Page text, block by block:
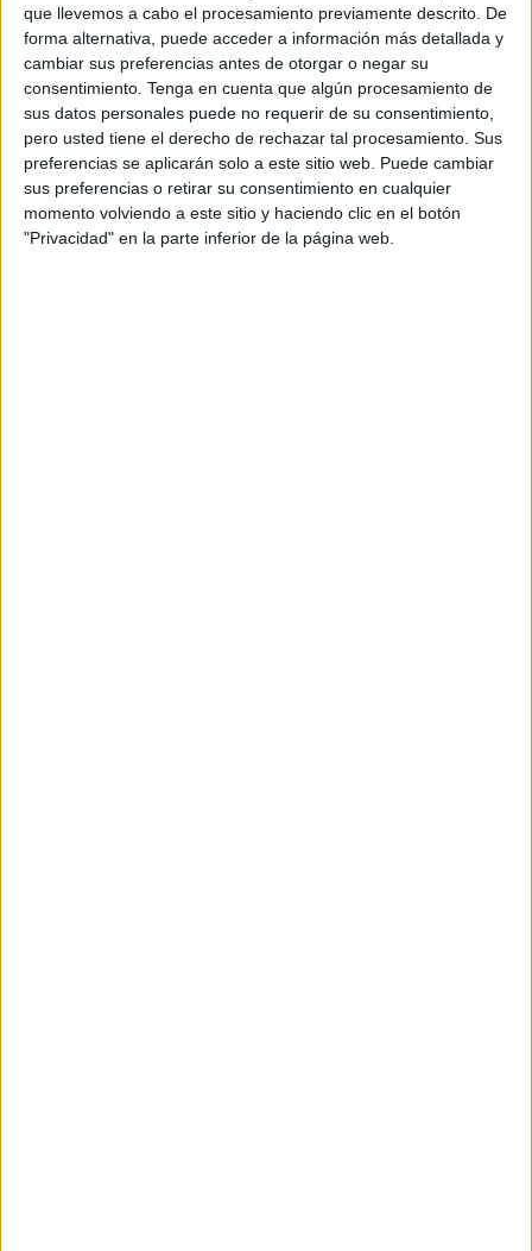
que llevemos a cabo el procesamiento previamente descrito. De
forma alternativa, puede acceder a información más detallada y
cambiar sus preferencias antes de otorgar o negar su
consentimiento. Tenga en cuenta que algún procesamiento de
sus datos personales puede no requerir de su consentimiento,
pero usted tiene el derecho de rechazar tal procesamiento. Sus
preferencias se aplicarán solo a este sitio web. Puede cambiar
sus preferencias o retirar su consentimiento en cualquier
momento volviendo a este sitio y haciendo clic en el botón
"Privacidad" en la parte inferior de la página web.